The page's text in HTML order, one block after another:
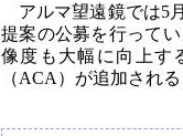
アルマ望遠鏡では5
提案の公募を行って
像度も大幅に向上す
（ACA）が追加され